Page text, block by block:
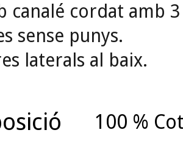
canalé cordat amb
sense punys.
laterals al baix.
100 %